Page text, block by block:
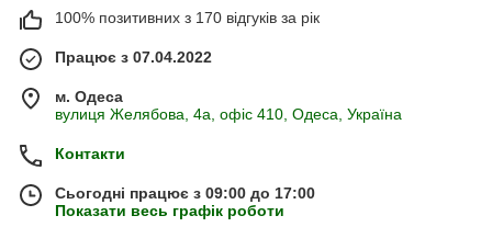
100% позитивних з 170 відгуків за рік
Працює з 07.04.2022
м. Одеса
вулиця Желябова, 4а, офіс 410, Одеса, Україна
Контакти
Сьогодні працює з 09:00 до 17:00
Показати весь графік роботи